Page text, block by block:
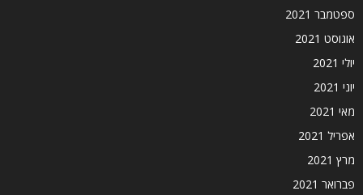
ספטמבר 2021
אוגוסט 2021
יולי 2021
יוני 2021
מאי 2021
אפריל 2021
מרץ 2021
פברואר 2021